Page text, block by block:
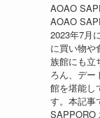
AOAO
AOAO
2023年7月
に買い物や
族館にも立
ろん、デー
館を堪能し
す。本記事
SAPPORO